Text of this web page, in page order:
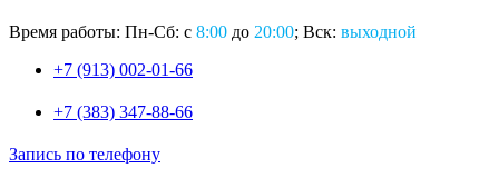
Время работы: Пн-Сб: с 8:00 до 20:00; Вск: выходной
+7 (913) 002-01-66
+7 (383) 347-88-66
Запись по телефону